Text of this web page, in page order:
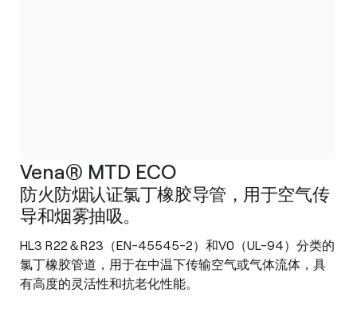
Vena® MTD ECO
防火防烟认证氯丁橡胶导管，用于空气传
导和烟雾抽吸。
HL3 R22＆R23（EN-45545-2）和V0（UL-94）分类的
氯丁橡胶管道，用于在中温下传输空气或气体流体，具
有高度的灵活性和抗老化性能。